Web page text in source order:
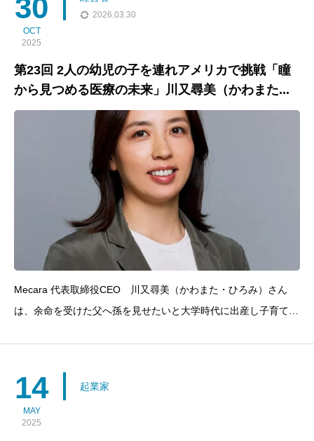
30
OCT
2025
2026.03.30
第23回 2人の幼児の子を連れアメリカで挑戦「瞳
から見つめる医療の未来」川又尋美（かわまた...
Mecara 代表取締役CEO 川又尋美（かわまた・ひろみ）さん
は、余命を受けた父へ孫を見せたいと大学時代に出産し子育てを
て、AI×医療分野で世界に挑む。女性による広告
14
MAY
2025
起業家